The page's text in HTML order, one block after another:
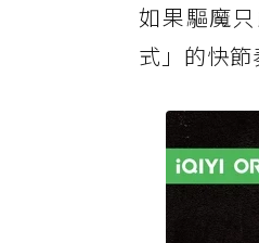
如果驅魔
式」的快